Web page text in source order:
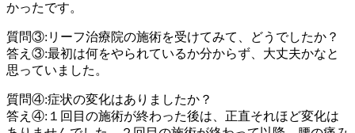
かったです。
質問③:リーフ治療院の施術を受けてみて、どうでしたか？
答え③:最初は何をやられているか分からず、大丈夫かなと
思っていました。
質問④:症状の変化はありましたか？
答え④:１回目の施術が終わった後は、正直それほど変化は